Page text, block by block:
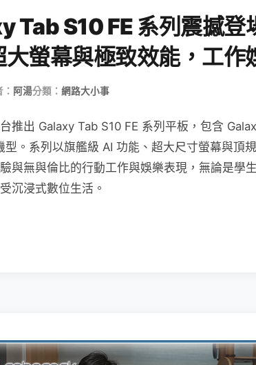
Tab S10 FE 系列震撼登
大螢幕與極致效能，工作
阿湯分類： 網路大小事
推出 Galaxy Tab S10 FE 系列平板，包含
型。系列以旗艦級 AI 功能、超大尺寸螢幕與頂
與無與倫比的行動工作與娛樂表現，無論是學
沉浸式數位生活。